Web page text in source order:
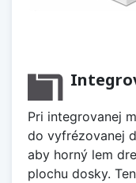
Pri integrovanej
do vyfrézovanej
aby horný lem
plochu dosky.